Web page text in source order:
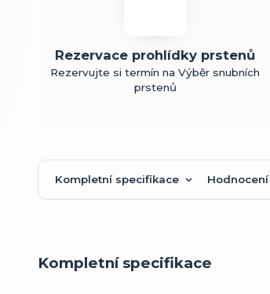
Rezervace prohlídky prstenů
Rezervujte si termín na Výběr snubních
prstenů
Kompletní specifikace Hodnocení
Kompletní specifikace